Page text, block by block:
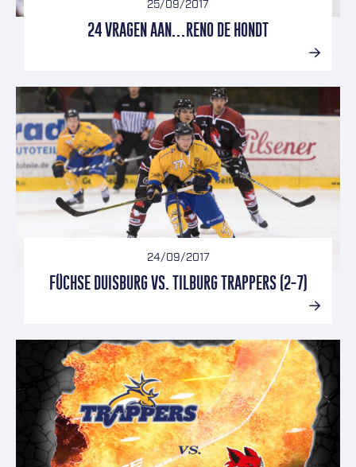
25/09/2017
24 VRAGEN AAN…RENO DE HONDT
24/09/2017
FÜCHSE DUISBURG VS. TILBURG TRAPPERS (2-7)